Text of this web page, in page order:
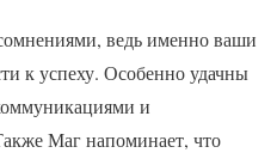
ведь именно ваши
к успеху. Особенно удачны
и
Маг напоминает, что